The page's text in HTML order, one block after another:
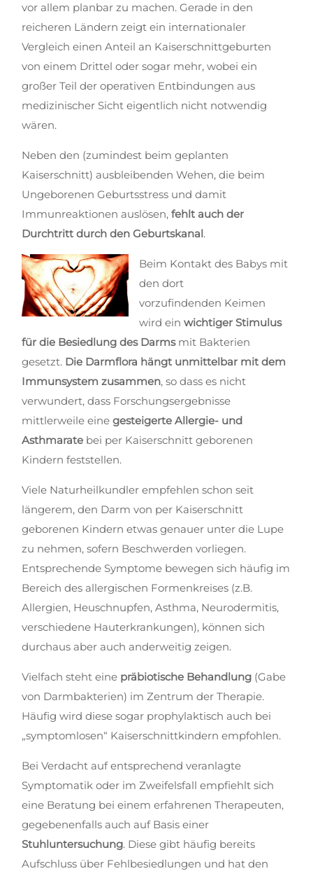
vor allem planbar zu machen. Gerade in den
reicheren Ländern zeigt ein internationaler
Vergleich einen Anteil an Kaiserschnittgeburten
von einem Drittel oder sogar mehr, wobei ein
großer Teil der operativen Entbindungen aus
medizinischer Sicht eigentlich nicht notwendig
wären.
Neben den (zumindest beim geplanten
Kaiserschnitt) ausbleibenden Wehen, die beim
Ungeborenen Geburtsstress und damit
Immunreaktionen auslösen,fehlt auch der
Durchtritt durch den Geburtskanal.
Beim Kontakt des Babys mit
den dort
vorzufindenden Keimen
wird einwichtiger Stimulus
für die Besiedlung des Darmsmit Bakterien
gesetzt. Die Darmflora hängt unmittelbar mit dem
Immunsystem zusammen, so dass es nicht
verwundert, dass Forschungsergebnisse
mittlerweile einegesteigerte Allergie- und
Asthmarate bei per Kaiserschnitt geborenen
Kindern feststellen.
Viele Naturheilkundler empfehlen schon seit
längerem, den Darm von per Kaiserschnitt
geborenen Kindern etwas genauer unter die Lupe
zu nehmen, sofern Beschwerden vorliegen.
Entsprechende Symptome bewegen sich häufig im
Bereich des allergischen Formenkreises (z.B.
Allergien, Heuschnupfen, Asthma, Neurodermitis,
verschiedene Hauterkrankungen), können sich
durchaus aber auch anderweitig zeigen.
Vielfach steht eine präbiotische Behandlung (Gabe
von Darmbakterien) im Zentrum der Therapie.
Häufig wird diese sogar prophylaktisch auch bei
„symptomlosen“ Kaiserschnittkindern empfohlen.
Bei Verdacht auf entsprechend veranlagte
Symptomatik oder im Zweifelsfall empfiehlt sich
eine Beratung bei einem erfahrenen Therapeuten,
gegebenenfalls auch auf Basis einer
Stuhluntersuchung. Diese gibt häufig bereits
Aufschluss über Fehlbesiedlungen und hat den